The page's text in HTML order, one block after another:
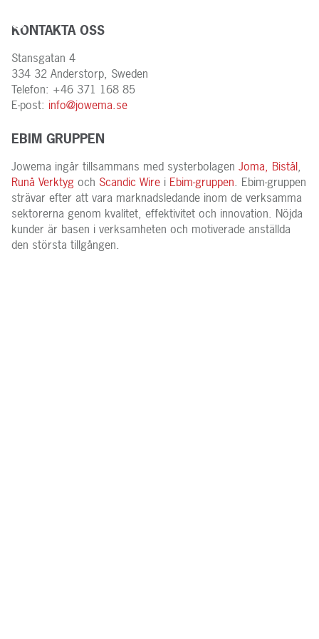
KONTAKTA OSS
Stansgatan 4
334 32 Anderstorp, Sweden
Telefon: +46 371 168 85
E-post: info@jowema.se
EBIM GRUPPEN
Jowema ingår tillsammans med systerbolagen Joma, Bistål,
Runå Verktyg och Scandic Wire i Ebim-gruppen. Ebim-gruppen
strävar efter att vara marknadsledande inom de verksamma
sektorerna genom kvalitet, effektivitet och innovation. Nöjda
kunder är basen i verksamheten och motiverade anställda
den största tillgången.